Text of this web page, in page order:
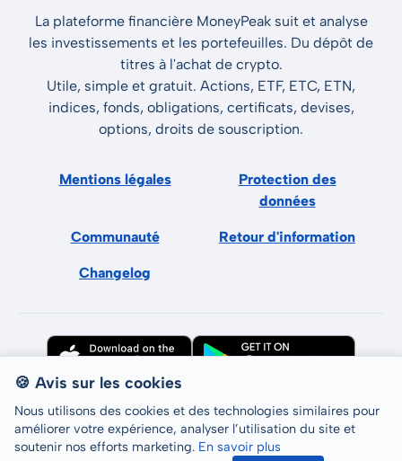
La plateforme financière MoneyPeak suit et analyse
les investissements et les portefeuilles. Du dépôt de
titres à l'achat de crypto.
Utile, simple et gratuit. Actions, ETF, ETC, ETN,
indices, fonds, obligations, certificats, devises,
options, droits de souscription.
Mentions légales
Protection des
données
Communauté Retour d'information
Changelog
🍪 Avis sur les cookies
Nous utilisons des cookies et des technologies similaires pour
améliorer votre expérience, analyser l’utilisation du site et
soutenir nos efforts marketing. En savoir plus